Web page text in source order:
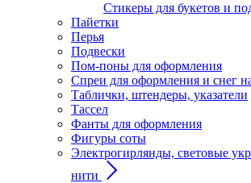
Стикеры для букетов и
Пайетки
Перья
Подвески
Пом-поны для оформления
Спреи для оформления и снег
Таблички, штендеры, указатели
Тассел
Фанты для оформления
Фигуры соты
Электрогирлянды, световые
нити